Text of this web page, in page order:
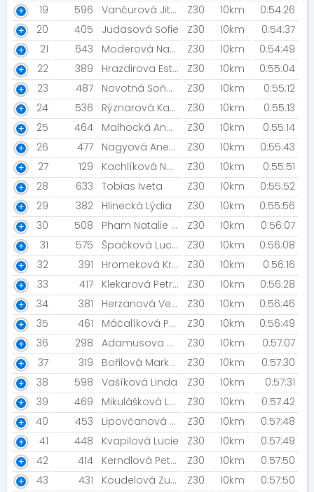
19 596 Vančurová Jitka Z30 10km
0:54:26
20
405 Judasová Sofie Z30 10km
0:54:37
21
643 Moderová Natali Z30 10km
0:54:49
22
389 Hrazdirova Ester Z30 10km
0:55:04
23
487 Novotná Soňa [Bobrun] Z30 10km
0:55:12
24
536 Rýznarová Kateřina Z30 10km
0:55:13
25
464 Malhocká Andrea Z30 10km
0:55:14
26
477 Nagyová Anežka Z30 10km
0:55:43
27
129 Kachlíková Natálie Z30 10km
0:55:51
28
633 Tobias Iveta Z30 10km
0:55:52
29
382 Hlinecká Lýdia Z30 10km
0:55:56
30
508 Pham Natalie [lazyass] Z30 10km
0:56:07
31
575 Špačková Lucie Z30 10km
0:56:08
32
391 Hromeková Kristína Z30 10km
0:56:16
33
417 Klekarová Petra Z30 10km
0:56:28
34
381 Herzanová Vendula Z30 10km
0:56:46
35
461 Máčalíková Petra Z30 10km
0:56:49
36
298 Adamusova Martina Z30 10km
0:57:07
37
319 Bořilová Markéta Z30 10km
0:57:30
38
598 Vašíková Linda Z30 10km
0:57:31
39
469 Mikulášková Lucie Z30 10km
0:57:42
40
453 Lipovčanová Viktorie Z30 10km
0:57:48
41
448 Kvapilová Lucie Z30 10km
0:57:49
42
414 Kerndlová Petra Z30 10km
0:57:50
43
431 Koudelová Zuzana Z30 10km
0:57:50